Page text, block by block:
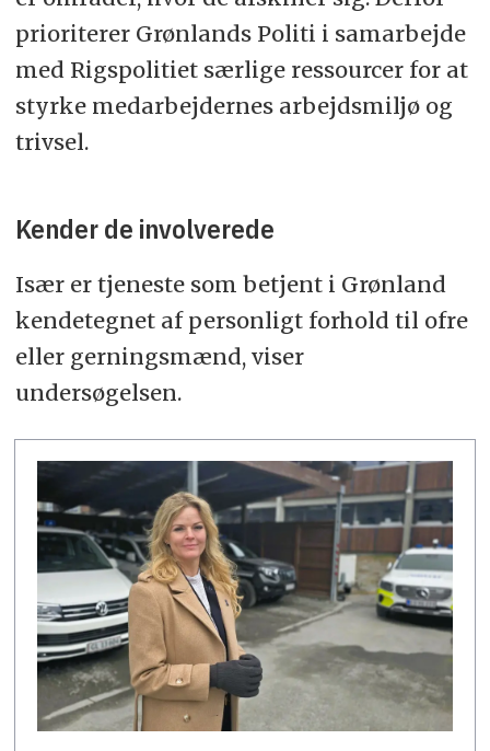
prioriterer Grønlands Politi i samarbejde
med Rigspolitiet særlige ressourcer for at
styrke medarbejdernes arbejdsmiljø og
trivsel.
Kender de involverede
Især er tjeneste som betjent i Grønland
kendetegnet af personligt forhold til ofre
eller gerningsmænd, viser
undersøgelsen.